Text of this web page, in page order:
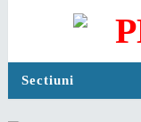
Sectiuni